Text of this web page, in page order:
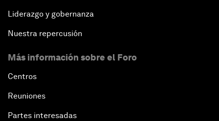
Liderazgo y gobernanza
Nuestra repercusión
Más información sobre el Foro
Centros
Reuniones
Partes interesadas